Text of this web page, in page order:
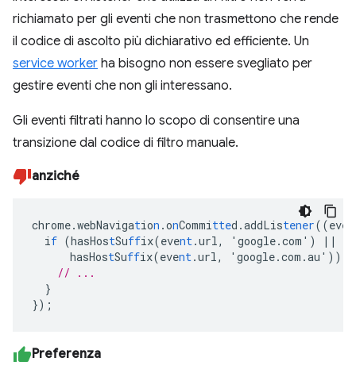
richiamato per gli eventi che non trasmettono che rende
il codice di ascolto più dichiarativo ed efficiente. Un
service worker ha bisogno non essere svegliato per
gestire eventi che non gli interessano.
Gli eventi filtrati hanno lo scopo di consentire una
transizione dal codice di filtro manuale.
anziché
chrome.webNavigation .onCommitted.addListener((eve
if (hasHostSuffix(event.url, 'google.com')
||
hasHostSuffix(event.url, 'google.com.au'))
// ...
}
});
Preferenza